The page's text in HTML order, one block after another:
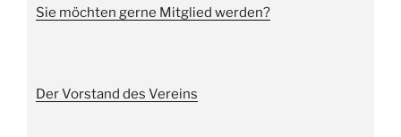
Sie möchten gerne Mitglied werden?
Der Vorstand des Vereins